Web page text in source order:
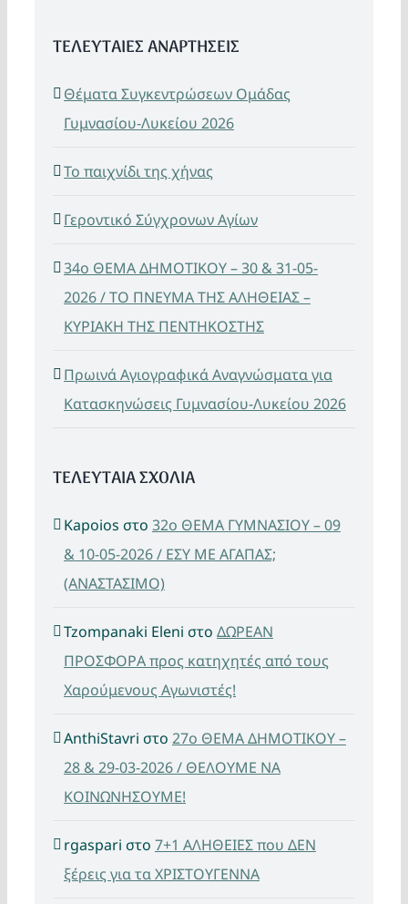
ΤΕΛΕΥΤΑΙΕΣ ΑΝΑΡΤΗΣΕΙΣ
Θέματα Συγκεντρώσεων Ομάδας
Γυμνασίου-Λυκείου 2026
Το παιχνίδι της χήνας
Γεροντικό Σύγχρονων Αγίων
34ο ΘΕΜΑ ΔΗΜΟΤΙΚΟΥ – 30 & 31-05-
2026 / ΤΟ ΠΝΕΥΜΑ ΤΗΣ ΑΛΗΘΕΙΑΣ –
ΚΥΡΙΑΚΗ ΤΗΣ ΠΕΝΤΗΚΟΣΤΗΣ
Πρωινά Αγιογραφικά Αναγνώσματα για
Κατασκηνώσεις Γυμνασίου-Λυκείου 2026
ΤΕΛΕΥΤΑΙΑ ΣΧΟΛΙΑ
Kapoios στο 32ο ΘΕΜΑ ΓΥΜΝΑΣΙΟΥ – 09
& 10-05-2026 / ΕΣΥ ΜΕ ΑΓΑΠΑΣ;
(ΑΝΑΣΤΑΣΙΜΟ)
Tzompanaki Eleni στο ΔΩΡΕΑΝ
ΠΡΟΣΦΟΡΑ προς κατηχητές από τους
Χαρούμενους Αγωνιστές!
AnthiStavri στο 27ο ΘΕΜΑ ΔΗΜΟΤΙΚΟΥ –
28 & 29-03-2026 / ΘΕΛΟΥΜΕ ΝΑ
ΚΟΙΝΩΝΗΣΟΥΜΕ!
rgaspari στο 7+1 ΑΛΗΘΕΙΕΣ που ΔΕΝ
ξέρεις για τα ΧΡΙΣΤΟΥΓΕΝΝΑ